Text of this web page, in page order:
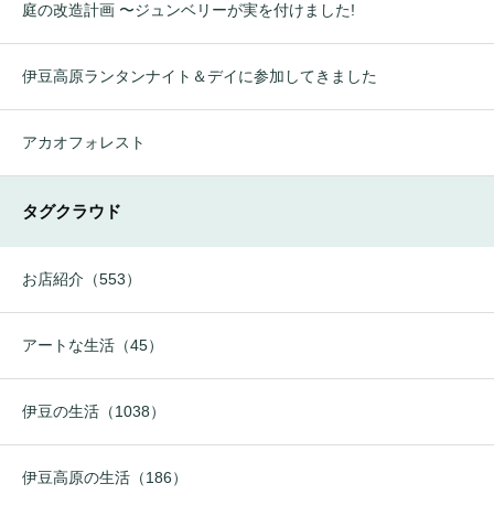
庭の改造計画 〜ジュンベリーが実を付けました!
伊豆高原ランタンナイト＆デイに参加してきました
アカオフォレスト
タグクラウド
お店紹介（553）
アートな生活（45）
伊豆の生活（1038）
伊豆高原の生活（186）